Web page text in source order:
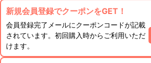
新規会員登録でクーポンをGET！
会員登録完了メールにクーポンコードが記載
されています。初回購入時からご利用いただ
けます。